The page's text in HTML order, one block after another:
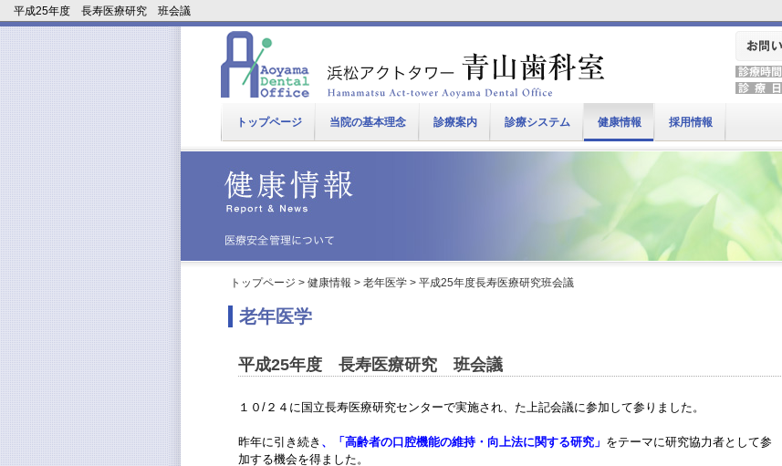
平成25年度 長寿医療研究 班会議
トップページ 当院の基本理念 診療案内 診療システム 健康情報 採用情報
トップページ > 健康情報 > 老年医学 > 平成25年度長寿医療研究班会議
老年医学
平成25年度 長寿医療研究 班会議
１０/２４に国立長寿医療研究センターで実施され、た上記会議に参加して参りました。
昨年に引き続き 、「高齢者の口腔機能の維持・向上法に関する研究」 をテーマに研究協力者として参
加する機会を得ました。